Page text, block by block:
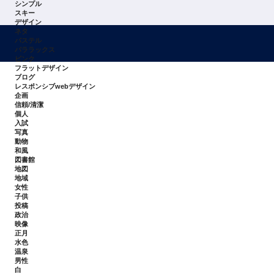
シンプル
スキー
デザイン
ネタ
パステル
パララックス
ピンク
フラットデザイン
ブログ
レスポンシブwebデザイン
企画
信頼/清潔
個人
入試
写真
動物
和風
図書館
地図
地域
女性
子供
投稿
政治
映像
正月
水色
温泉
男性
白